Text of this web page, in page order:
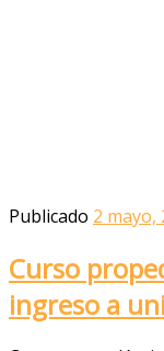
Publicado 2 mayo,
Curso
ingreso a